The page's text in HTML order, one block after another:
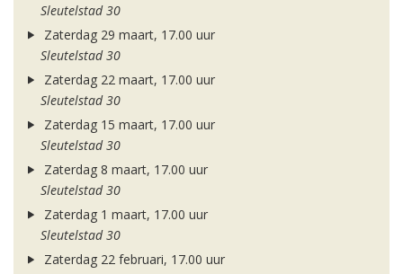
Sleutelstad 30
Zaterdag 29 maart, 17.00 uur
Sleutelstad 30
Zaterdag 22 maart, 17.00 uur
Sleutelstad 30
Zaterdag 15 maart, 17.00 uur
Sleutelstad 30
Zaterdag 8 maart, 17.00 uur
Sleutelstad 30
Zaterdag 1 maart, 17.00 uur
Sleutelstad 30
Zaterdag 22 februari, 17.00 uur